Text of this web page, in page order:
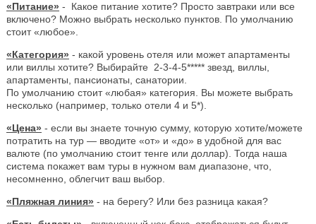
«Питание» - Какое питание хотите? Просто завтраки или все
включено? Можно выбрать несколько пунктов. По умолчанию
стоит «любое».
«Категория» - какой уровень отеля или может апартаменты
или виллы хотите? Выбирайте 2-3-4-5***** звезд, виллы,
апартаменты, пансионаты, санатории.
По умолчанию стоит «любая» категория. Вы можете выбрать
несколько (например, только отели 4 и 5*).
«Цена» - если вы знаете точную сумму, которую хотите/можете
потратить на тур — вводите «от» и «до» в удобной для вас
валюте (по умолчанию стоит тенге или доллар). Тогда наша
система покажет вам туры в нужном вам диапазоне, что,
несомненно, облегчит ваш выбор.
«Пляжная линия» - на берегу? Или без разница какая?